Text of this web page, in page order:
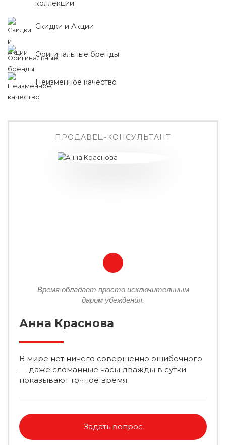
коллекции
Скидки и Акции
Оригинальные бренды
Неизменное качество
ПРОДАВЕЦ-КОНСУЛЬТАНТ
Время обладает просто исключительным
даром убеждения.
Анна Краснова
В мире нет ничего совершенно ошибочного
— даже сломанные часы дважды в сутки
показывают точное время.
Задать вопрос